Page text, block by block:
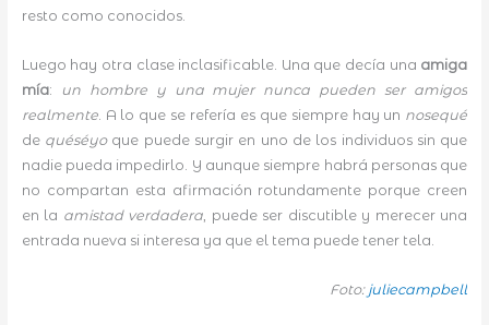
resto como conocidos.
Luego hay otra clase inclasificable. Una que decía una amiga
mía:
un hombre y una mujer nunca pueden ser amigos
realmente. A lo que se refería es que siempre hay un nosequé
de quéséyoque puede surgir en uno de los individuos sin que
nadie pueda impedirlo. Y aunque siempre habrá personas que
no compartan esta afirmación rotundamente porque creen
en la amistad verdadera, puede ser discutible y merecer una
entrada nueva si interesa ya que el tema puede tener tela.
Foto: juliecampbell